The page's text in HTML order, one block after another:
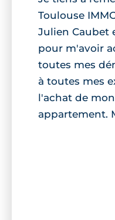
Toulouse
Julien Caubet
pour m'avoir
toutes mes
à toutes mes
l'achat de
appartement.